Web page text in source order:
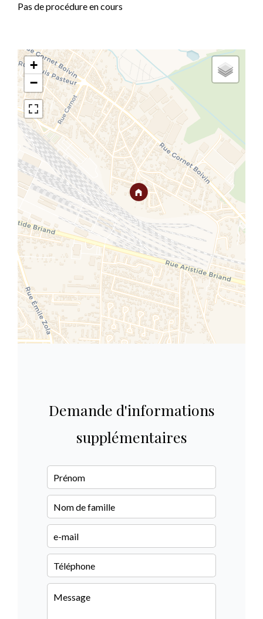
Pas de procédure en cours
+
−
Demande d'informations
supplémentaires